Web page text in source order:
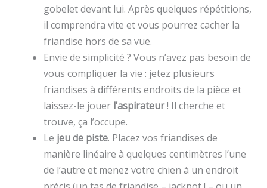
gobelet devant lui. Après quelques répétitions,
il comprendra vite et vous pourrez cacher la
friandise hors de sa vue.
Envie de simplicité ? Vous n’avez pas besoin de
vous compliquer la vie : jetez plusieurs
friandises à différents endroits de la pièce et
laissez-le jouer l’aspirateur! Il cherche et
trouve, ça l’occupe.
Le jeu de piste. Placez vos friandises de
manière linéaire à quelques centimètres l’une
de l’autre et menez votre chien à un endroit